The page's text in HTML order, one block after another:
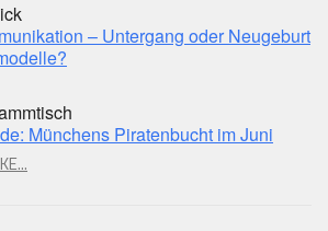
– Untergang oder Neugeburt
Münchens Piratenbucht im Juni